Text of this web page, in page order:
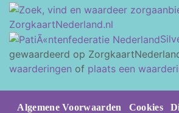
gewaardeerd op
waarderingen of plaats een
Algemene Voorwaarden Cookies